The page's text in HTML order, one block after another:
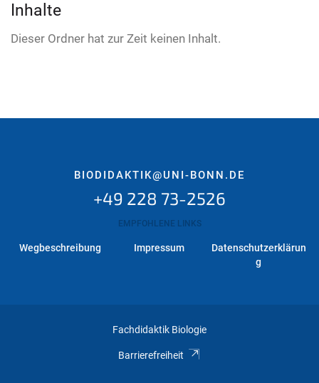
Inhalte
Dieser Ordner hat zur Zeit keinen Inhalt.
BIODIDAKTIK@UNI-BONN.DE
+49 228 73-2526
EMPFOHLENE LINKS
Wegbeschreibung Impressum
Datenschutzerklärun
g
Fachdidaktik Biologie
Barrierefreiheit